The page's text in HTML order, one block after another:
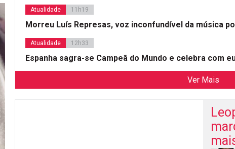
Atualidade 11h19
Morreu Luís Represas, voz inconfundível da música
Atualidade 12h33
Espanha sagra-se Campeã do Mundo e celebra com
Ver Mais